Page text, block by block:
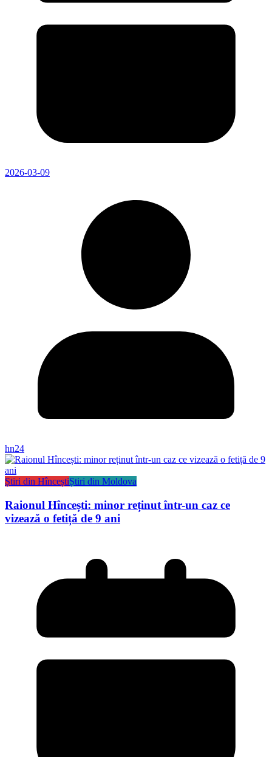
2026-03-09
hn24
Știri din HînceștiȘtiri din Moldova
Raionul Hîncești: minor reținut într-un caz ce
vizează o fetiță de 9 ani